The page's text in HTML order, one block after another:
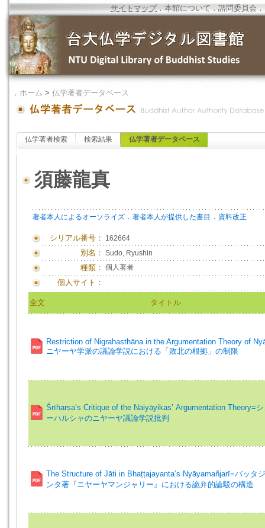
サイトマップ．本館について ．諮問委員会 ．
． ホーム > 仏学著者データベース
仏学著者検索 検索結果 仏学著者データベース
須藤龍真
著者本人によるオーソライズ ． 著者本人が提供した書目 ． 資料改正
シリアル番号： 162664
別名： Sudo, Ryushin
種類： 個人著者
個人サイト：
全文 タイトル
Restriction of Nigrahasthāna in the Argumentation Theory of
ニヤーヤ学派の議論学説における「敗北の根拠」の制限
Śrīharṣa’s Critique of the Naiyāyikas’ Argumentation Theory=
ーハルシャのニヤーヤ議論学説批判
The Structure of Jāti in Bhaṭṭajayanta’s Nyāyamañjarī=バッタ
ンタ著『ニヤーヤマンジャリー』における詭弁的論駁の構造